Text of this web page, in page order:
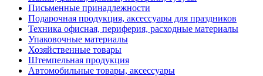
Письменные принадлежности
Подарочная продукция, аксессуары для праздников
Техника офисная, периферия, расходные материалы
Упаковочные материалы
Хозяйственные товары
Штемпельная продукция
Автомобильные товары, аксессуары